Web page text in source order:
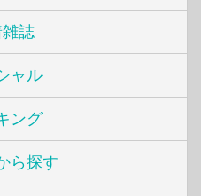
誌
ャル
ング
ら探す